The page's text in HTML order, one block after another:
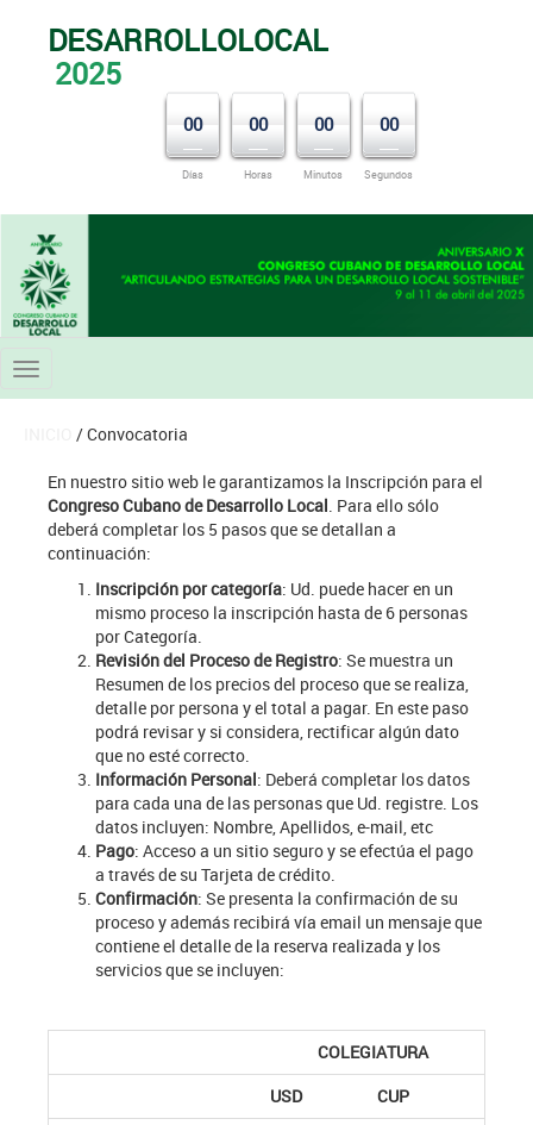
DESARROLLOLOCAL
2025
00
Días
00
Horas
00
Minutos
00
Segundos
Toggle
navigation
/ Convocatoria
En nuestro sitio web le garantizamos la Inscripción para el
Congreso Cubano de Desarrollo Local. Para ello sólo
deberá completar los 5 pasos que se detallan a
continuación:
Inscripción por categoría: Ud. puede hacer en un
mismo proceso la inscripción hasta de 6 personas
por Categoría.
Revisión del Proceso de Registro: Se muestra un
Resumen de los precios del proceso que se realiza,
detalle por persona y el total a pagar. En este paso
podrá revisar y si considera, rectificar algún dato
que no esté correcto.
Información Personal: Deberá completar los datos
para cada una de las personas que Ud. registre. Los
datos incluyen: Nombre, Apellidos, e-mail, etc
Pago: Acceso a un sitio seguro y se efectúa el pago
a través de su Tarjeta de crédito.
Confirmación: Se presenta la confirmación de su
proceso y además recibirá vía email un mensaje que
contiene el detalle de la reserva realizada y los
servicios que se incluyen:
COLEGIATURA
USD
CUP